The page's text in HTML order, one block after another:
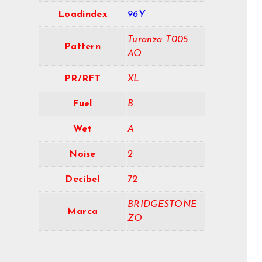
Loadindex 96Y
Pattern
Turanza T005
AO
PR/RFT XL
Fuel B
Wet A
Noise 2
Decibel 72
Marca
BRIDGESTONE
ZO